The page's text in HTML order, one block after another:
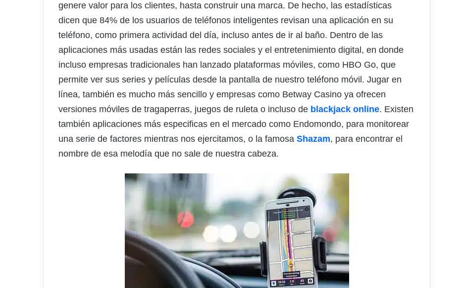
genere valor para los clientes, hasta construir una marca. De hecho, las estadísticas
dicen que 84% de los usuarios de teléfonos inteligentes revisan una aplicación en su
teléfono, como primera actividad del día, incluso antes de ir al baño. Dentro de las
aplicaciones más usadas están las redes sociales y el entretenimiento digital, en donde
incluso empresas tradicionales han lanzado plataformas móviles, como HBO Go, que
permite ver sus series y películas desde la pantalla de nuestro teléfono móvil. Jugar en
línea, también es mucho más sencillo y empresas como Betway Casino ya ofrecen
versiones móviles de tragaperras, juegos de ruleta o incluso de blackjack online. Existen
también aplicaciones más especificas en el mercado como Endomondo, para monitorear
una serie de factores mientras nos ejercitamos, o la famosa Shazam, para encontrar el
nombre de esa melodía que no sale de nuestra cabeza.